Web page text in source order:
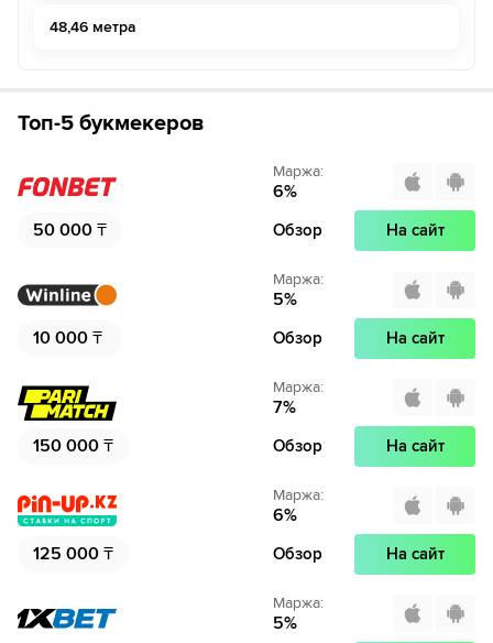
48,46 метра
Топ-5 букмекеров
50 000 ₸
Маржа:
6%
Обзор На сайт
10 000 ₸
Маржа:
5%
Обзор На сайт
150 000 ₸
Маржа:
7%
Обзор На сайт
125 000 ₸
Маржа:
6%
Обзор На сайт
Маржа:
5%